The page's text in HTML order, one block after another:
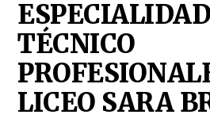
TÉCNICO
LICEO SARA